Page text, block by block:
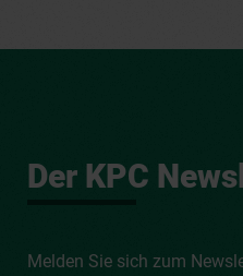
Der KPC
Melden Sie sich zum